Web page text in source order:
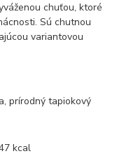
chuťou, ktoré
Sú chutnou
variantovou
prírodný tapiokový
kcal